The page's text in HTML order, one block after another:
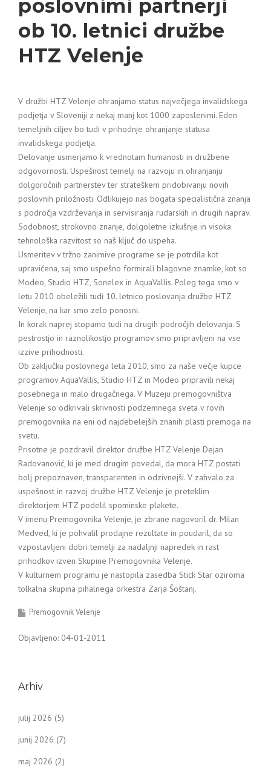
poslovnimi partnerji
ob 10. letnici družbe
HTZ Velenje
V družbi HTZ Velenje ohranjamo status največjega invalidskega
podjetja v Sloveniji z nekaj manj kot 1000 zaposlenimi. Eden
temeljnih ciljev bo tudi v prihodnje ohranjanje statusa
invalidskega podjetja.
Delovanje usmerjamo k vrednotam humanosti in družbene
odgovornosti. Uspešnost temelji na razvoju in ohranjanju
dolgoročnih partnerstev ter strateškem pridobivanju novih
poslovnih priložnosti. Odlikujejo nas bogata specialistična znanja
s področja vzdrževanja in servisiranja rudarskih in drugih naprav.
Sodobnost, strokovno znanje, dolgoletne izkušnje in visoka
tehnološka razvitost so naš ključ do uspeha.
Usmeritev v tržno zanimive programe se je potrdila kot
upravičena, saj smo uspešno formirali blagovne znamke, kot so
Modeo, Studio HTZ, Sonelex in AquaVallis. Poleg tega smo v
letu 2010 obeležili tudi 10. letnico poslovanja družbe HTZ
Velenje, na kar smo zelo ponosni.
In korak naprej stopamo tudi na drugih področjih delovanja. S
pestrostjo in raznolikostjo programov smo pripravljeni na vse
izzive prihodnosti.
Ob zaključku poslovnega leta 2010, smo za naše večje kupce
programov AquaVallis, Studio HTZ in Modeo pripravili nekaj
posebnega in malo drugačnega. V Muzeju premogovništva
Velenje so odkrivali skrivnosti podzemnega sveta v rovih
premogovnika na eni od najdebelejših znanih plasti premoga na
svetu.
Prisotne je pozdravil direktor družbe HTZ Velenje Dejan
Radovanović, ki je med drugim povedal, da mora HTZ postati
bolj prepoznaven, transparenten in odzivnejši. V zahvalo za
uspešnost in razvoj družbe HTZ Velenje je preteklim
direktorjem HTZ podelil spominske plakete.
V imenu Premogovnika Velenje, je zbrane nagovoril dr. Milan
Medved, ki je pohvalil prodajne rezultate in poudaril, da so
vzpostavljeni dobri temelji za nadaljnji napredek in rast
prihodkov izven Skupine Premogovnika Velenje.
V kulturnem programu je nastopila zasedba Stick Star oziroma
tolkalna skupina pihalnega orkestra Zarja Šoštanj.
Premogovnik Velenje
Objavljeno: 04-01-2011
Arhiv
julij 2026 (5)
junij 2026 (7)
maj 2026 (2)